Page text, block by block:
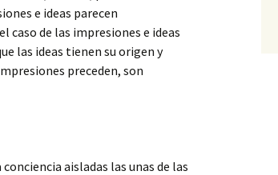
e ideas parecen
caso de las impresiones e ideas
las ideas tienen su origen y
preceden, son
conciencia aisladas las unas de las